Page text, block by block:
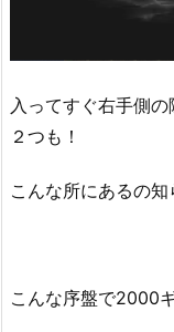
入ってすぐ右手側
２つも！
こんな所にあるの
こんな序盤で2000